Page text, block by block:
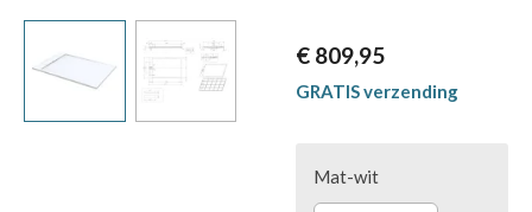
€ 809,95
GRATIS verzending
Mat-wit